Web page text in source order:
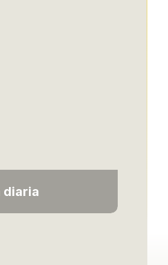
diaria